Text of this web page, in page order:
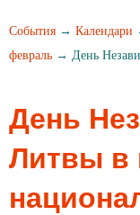
События → Календари
февраль → День
День
Литвы в